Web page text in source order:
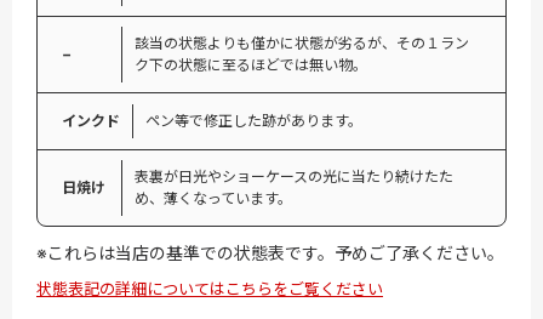
−
該当の状態よりも僅かに状態が劣るが、その１ラン
ク下の状態に至るほどでは無い物。
インクド ペン等で修正した跡があります。
日焼け
表裏が日光やショーケースの光に当たり続けたた
め、薄くなっています。
※これらは当店の基準での状態表です。予めご了承ください。
状態表記の詳細についてはこちらをご覧ください